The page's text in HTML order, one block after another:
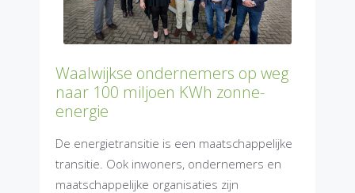
Waalwijkse ondernemers op weg
naar 100 miljoen KWh zonne-
energie
De energietransitie is een maatschappelijke
transitie. Ook inwoners, ondernemers en
maatschappelijke organisaties zijn